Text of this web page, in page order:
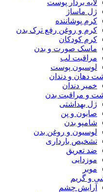
لایه بردار پوست
ژل ماساژ
کرم پوشاننده
کرم و روغن رفع ترک بدن
کرم کودکان
ماسک صورت و بدن
مراقبت لب
لوسیون پوست
دهان و دندان
خمیر دندان
و مراقبت بدن
ژل بهداشتی
صابون و پن
شامپو بدن
لوسیون و روغن بدن
تشخیص بارداری
ضد تعریق
موزدایی
موبر
و گریم
آرایش چشم